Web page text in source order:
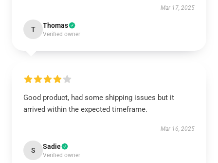
Mar 17, 2025
T Thomas
Verified owner
Good product, had some shipping issues but it
arrived within the expected timeframe.
Mar 16, 2025
S Sadie
Verified owner